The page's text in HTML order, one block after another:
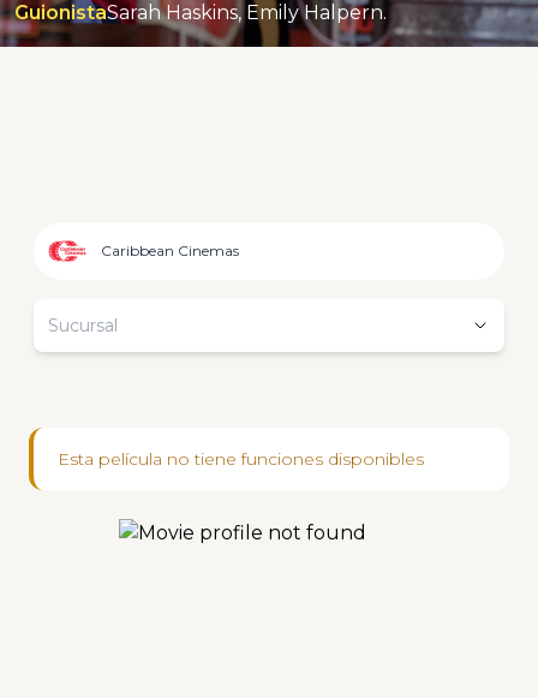
GuionistaSarah Haskins, Emily Halpern.
Caribbean Cinemas
Sucursal
Esta película no tiene funciones disponibles